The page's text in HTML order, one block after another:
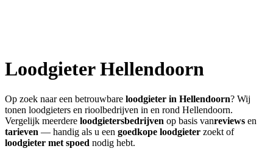
LoodgieterHellendoorn
Op zoek naar een betrouwbare loodgieter in Hellendoorn? Wij
tonen loodgieters en rioolbedrijven in en rond Hellendoorn.
Vergelijk meerdere loodgietersbedrijven op basis vanreviews en
tarieven — handig als u een goedkope loodgieter zoekt of
loodgieter met spoed nodig hebt.